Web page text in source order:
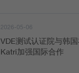
2026-05-06
VDE测试认证院与韩
Katri加强国际合作